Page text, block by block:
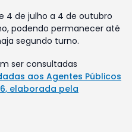
4 de julho a 4 de outubro
podendo permanecer até
segundo turno.
ser consultadas
aos Agentes Públicos
elaborada pela